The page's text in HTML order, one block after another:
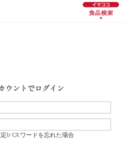
/パスワードを忘れた場合